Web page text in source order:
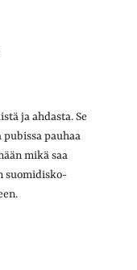
ja ahdasta. Se
pauhaa
mikä saa
suomidisko-